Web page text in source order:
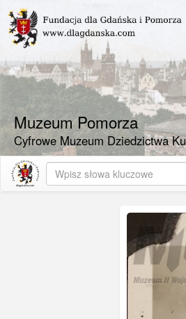
Muzeum Pomorza
Cyfrowe Muzeum Dziedzictwa